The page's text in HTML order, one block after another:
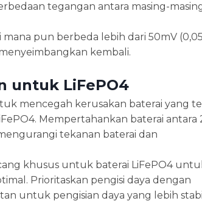
tegangan antara masing-
pun berbeda lebih dari 50mV
kembali.
untuk LiFePO4
mencegah kerusakan baterai yang
Mempertahankan baterai antara
tekanan baterai dan
khusus untuk baterai LiFePO4
Prioritaskan pengisi daya dengan
untuk pengisian daya yang lebih